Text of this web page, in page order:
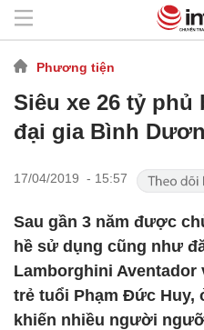
Phương tiện
Siêu xe 26 tỷ phủ
đại gia Bình
17/04/2019 - 15:57
Sau gần 3 năm được
hề sử dụng cũng như
Lamborghini
trẻ tuổi Phạm Đức Huy,
khiến nhiều người